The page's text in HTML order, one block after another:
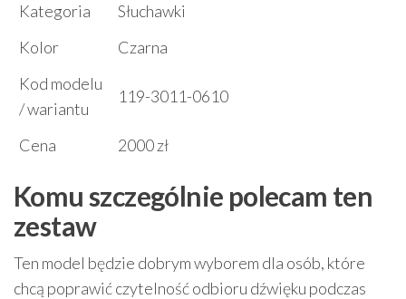
Kategoria
Słuchawki
Kolor
Czarna
Kod modelu
/ wariantu
119-3011-0610
Cena 2000 zł
Komu szczególnie polecam ten
zestaw
Ten model będzie dobrym wyborem dla osób, które
chcą poprawić czytelność odbioru dźwięku podczas